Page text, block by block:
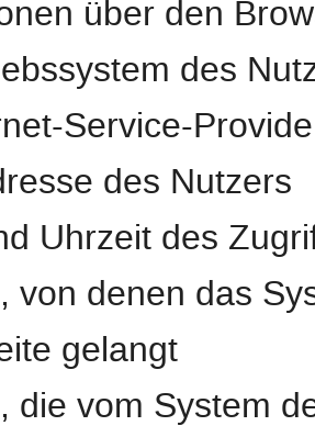
über den
des
Service-
des Nutzers
Uhrzeit des
von denen das
gelangt
die vom System